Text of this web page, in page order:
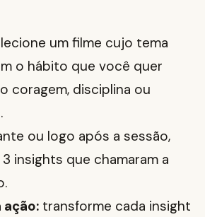
um filme cujo tema
o hábito que você quer
coragem, disciplina ou
ou logo após a sessão,
insights que chamaram a
ação: transforme cada insight